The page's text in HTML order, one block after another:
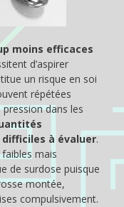
moins efficaces
d’aspirer
un risque en soi
répétées
dans les
à évaluer.
mais
de surdose puisque
montée,
compulsivement.